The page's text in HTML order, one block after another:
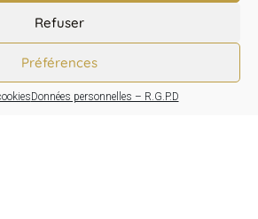
Refuser
Préférences
Données personnelles – R.G.P.D